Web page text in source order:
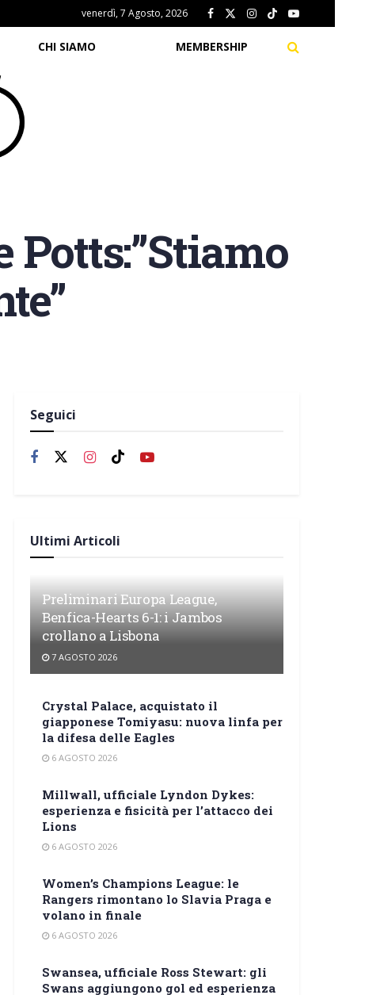
venerdì, 7 Agosto, 2026
CHI SIAMO MEMBERSHIP
Potts:”Stiamo
Seguici
Ultimi Articoli
Preliminari Europa League,
Benfica-Hearts 6-1: i Jambos
crollano a Lisbona
7 AGOSTO 2026
Crystal Palace, acquistato il
giapponese Tomiyasu: nuova linfa per
la difesa delle Eagles
6 AGOSTO 2026
Millwall, ufficiale Lyndon Dykes:
esperienza e fisicità per l’attacco dei
Lions
6 AGOSTO 2026
Women’s Champions League: le
Rangers rimontano lo Slavia Praga e
volano in finale
6 AGOSTO 2026
Swansea, ufficiale Ross Stewart: gli
Swans aggiungono gol ed esperienza